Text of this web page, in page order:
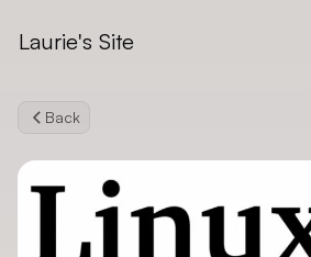
Laurie's Site
Back